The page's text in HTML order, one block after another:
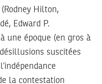
Hilton,
Edward P.
une époque (en gros à
suscitées
la contestation